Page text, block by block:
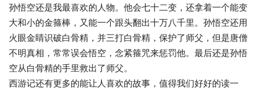
孙悟空还是我最喜欢的人物。他会七十二变，还拿着一个能变
大和小的金箍棒，又能一个跟头翻出十万八千里。孙悟空还用
火眼金睛识破白骨精，并三打白骨精，保护了师父，但是唐僧
不明真相，常常误会悟空，念紧箍咒来惩罚他。最后还是孙悟
空从白骨精的手里救出了师父。
西游记还有更多的能让人喜欢的故事，值得我们好好的读一